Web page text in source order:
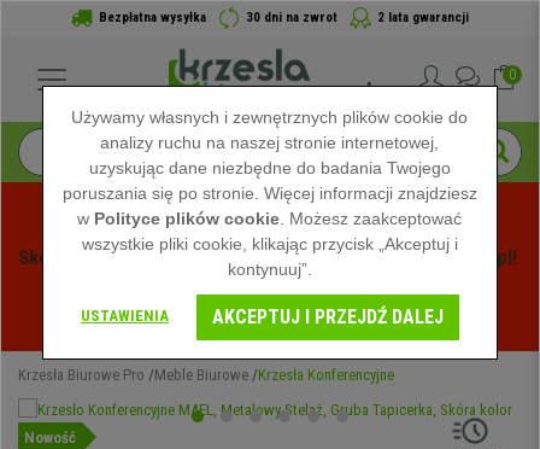
Bezpłatna wysyłka 30 dni na zwrot 2 lata gwarancji
0
Skorzystaj z Letnich Wyprzedaży na Krzeslabiurowepro.pl!
Zobacz oferty -
Krzesła Biurowe Pro Meble Biurowe Krzesła Konferencyjne
Nowość
Używamy własnych i zewnętrznych plików cookie do
analizy ruchu na naszej stronie internetowej,
uzyskując dane niezbędne do badania Twojego
poruszania się po stronie. Więcej informacji znajdziesz
w Polityce plików cookie . Możesz zaakceptować
wszystkie pliki cookie, klikając przycisk „Akceptuj i
kontynuuj”.
USTAWIENIA AKCEPTUJ I PRZEJDŹ DALEJ